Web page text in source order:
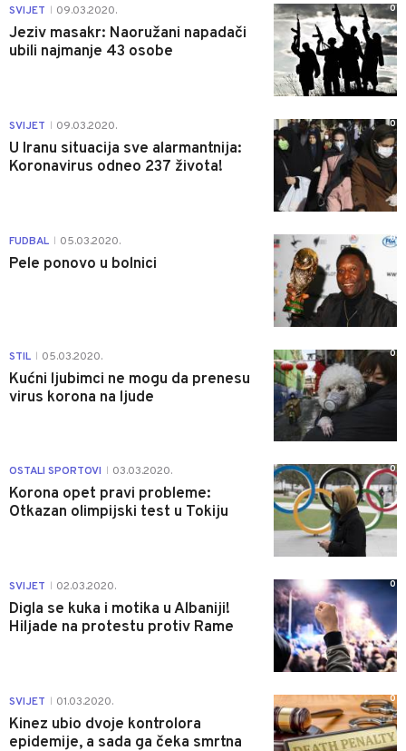
SVIJET 09.03.2020.
Jeziv masakr: Naoružani napadači
ubili najmanje 43 osobe
0
SVIJET 09.03.2020.
U Iranu situacija sve alarmantnija:
Koronavirus odneo 237 života!
0
FUDBAL 05.03.2020.
Pele ponovo u bolnici
0
STIL 05.03.2020.
Kućni ljubimci ne mogu da prenesu
virus korona na ljude
0
OSTALI SPORTOVI 03.03.2020.
Korona opet pravi probleme:
Otkazan olimpijski test u Tokiju
0
SVIJET 02.03.2020.
Digla se kuka i motika u Albaniji!
Hiljade na protestu protiv Rame
0
SVIJET 01.03.2020.
Kinez ubio dvoje kontrolora
epidemije, a sada ga čeka smrtna
0